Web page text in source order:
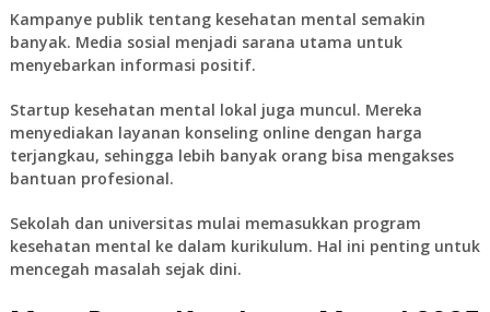
Kampanye publik tentang kesehatan mental semakin
banyak. Media sosial menjadi sarana utama untuk
menyebarkan informasi positif.
Startup kesehatan mental lokal juga muncul. Mereka
menyediakan layanan konseling online dengan harga
terjangkau, sehingga lebih banyak orang bisa mengakses
bantuan profesional.
Sekolah dan universitas mulai memasukkan program
kesehatan mental ke dalam kurikulum. Hal ini penting untuk
mencegah masalah sejak dini.